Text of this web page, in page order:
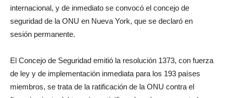
internacional, y de inmediato se convocó el concejo de
seguridad de la ONU en Nueva York, que se declaró en
sesión permanente.
El Concejo de Seguridad emitió la resolución 1373, con fuerza
de ley y de implementación inmediata para los 193 países
miembros, se trata de la ratificación de la ONU contra el